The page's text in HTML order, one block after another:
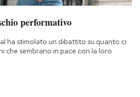
performativo
ha stimolato un dibattito su quanto ci
che sembrano in pace con la loro